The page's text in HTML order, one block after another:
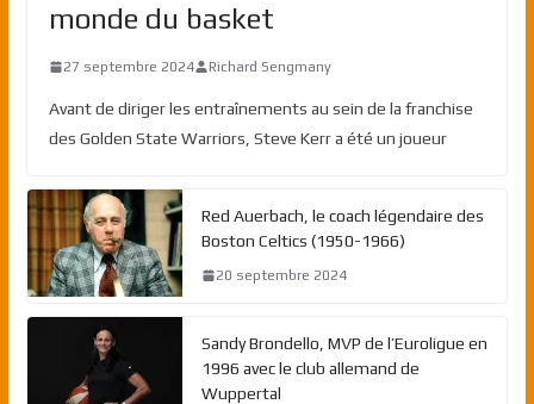
monde du basket
27 septembre 2024 Richard Sengmany
Avant de diriger les entraînements au sein de la franchise
des Golden State Warriors, Steve Kerr a été un joueur
Red Auerbach, le coach légendaire des
Boston Celtics (1950-1966)
20 septembre 2024
Sandy Brondello, MVP de l’Euroligue en
1996 avec le club allemand de
Wuppertal